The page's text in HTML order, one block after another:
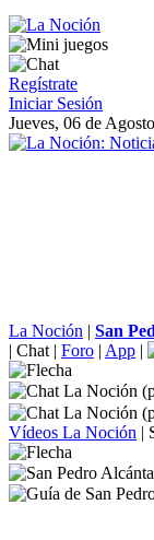
Regístrate
Iniciar Sesión
Jueves, 06 de
La Noción | San
| Chat | Foro | App |
Vídeos La Noción |